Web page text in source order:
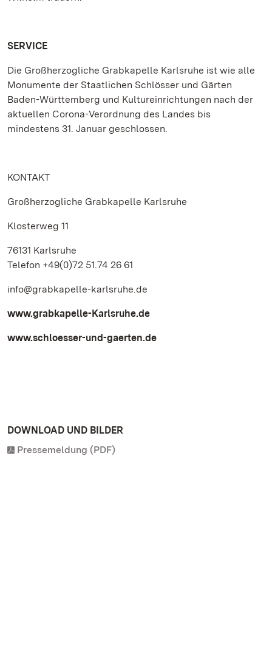
SERVICE
Die Großherzogliche Grabkapelle Karlsruhe ist wie alle
Monumente der Staatlichen Schlösser und Gärten
Baden-Württemberg und Kultureinrichtungen nach der
aktuellen Corona-Verordnung des Landes bis
mindestens 31. Januar geschlossen.
KONTAKT
Großherzogliche Grabkapelle Karlsruhe
Klosterweg 11
76131 Karlsruhe
Telefon +49(0)72 51.74 26 61
info@grabkapelle-karlsruhe.de
www.grabkapelle-Karlsruhe.de
www.schloesser-und-gaerten.de
DOWNLOAD UND BILDER
Pressemeldung (PDF)